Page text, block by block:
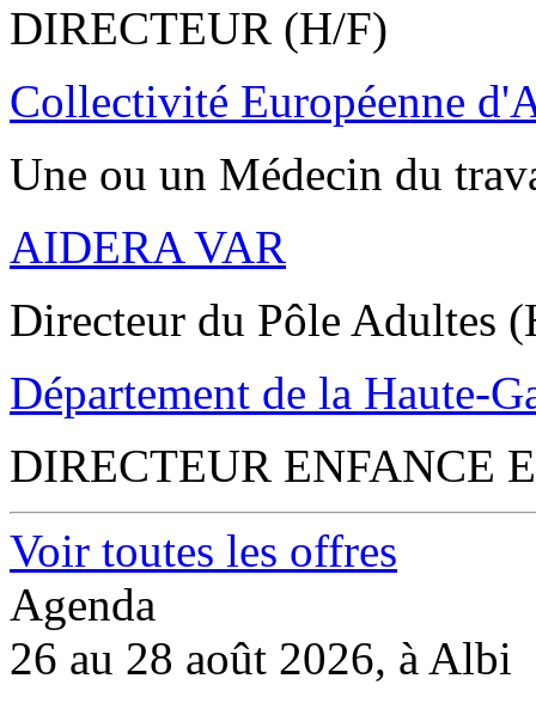
DIRECTEUR (H/F)
Collectivité Européenne
Une ou un Médecin du
AIDERA VAR
Directeur du Pôle Adultes
Département de la Haute-
DIRECTEUR ENFANCE
Voir toutes les offres
Agenda
26 au 28 août 2026, à Albi